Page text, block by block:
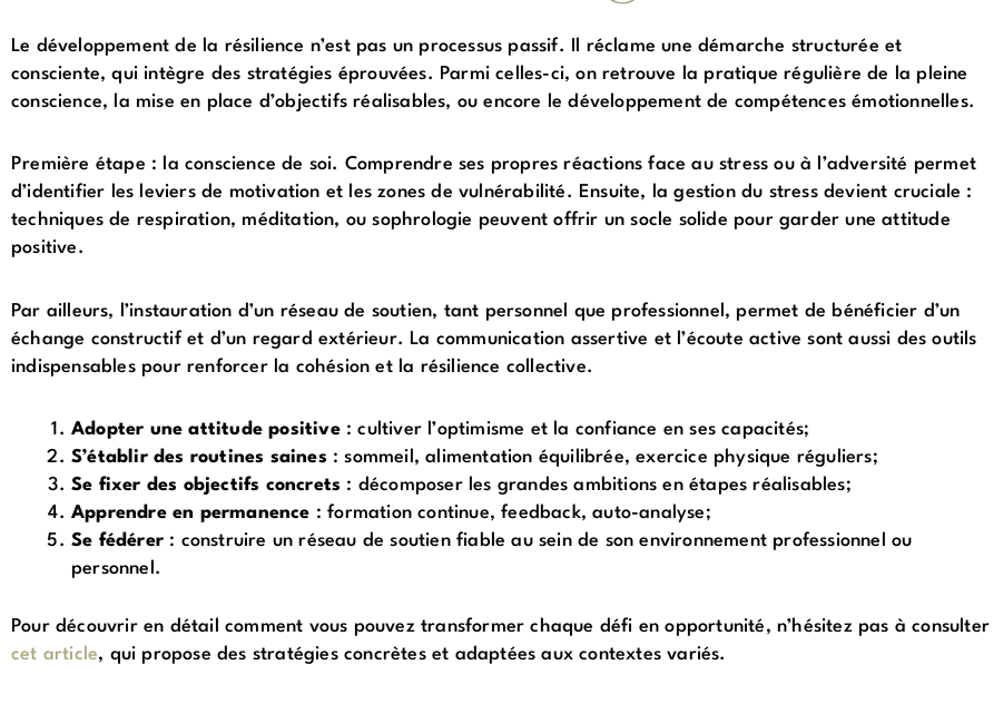
Le développement de la résilience n’est pas un processus passif. Il réclame une démarche structurée et
consciente, qui intègre des stratégies éprouvées. Parmi celles-ci, on retrouve la pratique régulière de la pleine
conscience, la mise en place d’objectifs réalisables, ou encore le développement de compétences émotionnelles.
Première étape : la conscience de soi. Comprendre ses propres réactions face au stress ou à l’adversité permet
d’identifier les leviers de motivation et les zones de vulnérabilité. Ensuite, la gestion du stress devient cruciale :
techniques de respiration, méditation, ou sophrologie peuvent offrir un socle solide pour garder une attitude
positive.
Par ailleurs, l’instauration d’un réseau de soutien, tant personnel que professionnel, permet de bénéficier d’un
échange constructif et d’un regard extérieur. La communication assertive et l’écoute active sont aussi des outils
indispensables pour renforcer la cohésion et la résilience collective.
Adopter une attitude positive: cultiver l’optimisme et la confiance en ses capacités;
S’établir des routines saines : sommeil, alimentation équilibrée, exercice physique réguliers;
Se fixer des objectifs concrets : décomposer les grandes ambitions en étapes réalisables;
Apprendre en permanence : formation continue, feedback, auto-analyse;
Se fédérer : construire un réseau de soutien fiable au sein de son environnement professionnel ou
personnel.
Pour découvrir en détail comment vous pouvez transformer chaque défi en opportunité, n’hésitez pas à consulter
cet article, qui propose des stratégies concrètes et adaptées aux contextes variés.